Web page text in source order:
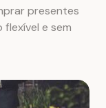
presentes
e sem